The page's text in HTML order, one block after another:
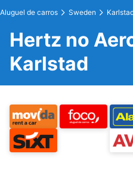
Aluguel de carros Sweden
Hertz no
Karlstad